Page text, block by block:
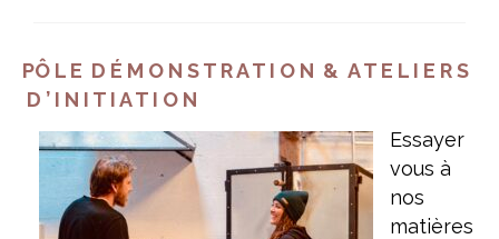
PÔ L E D É M O N S T R A T I O N & A T E L I E R S
D ’ I N I T I A T I O N
Essayer
vous à
nos
matières